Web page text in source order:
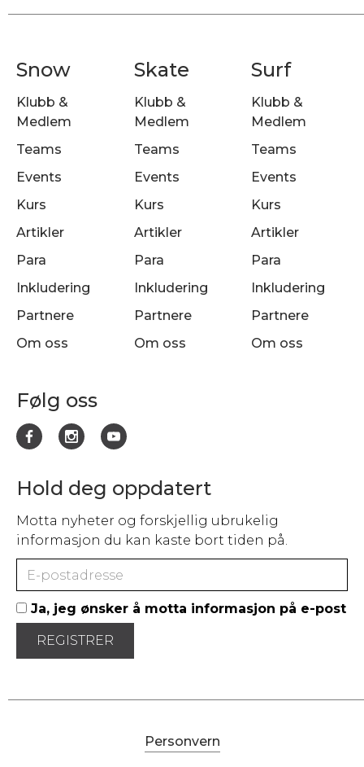
Snow
Klubb &
Medlem
Teams
Events
Kurs
Artikler
Para
Inkludering
Partnere
Om oss
Skate
Klubb &
Medlem
Teams
Events
Kurs
Artikler
Para
Inkludering
Partnere
Om oss
Surf
Klubb &
Medlem
Teams
Events
Kurs
Artikler
Para
Inkludering
Partnere
Om oss
Følg oss
Hold deg oppdatert
Motta nyheter og forskjellig ubrukelig
informasjon du kan kaste bort tiden på.
Ja, jeg ønsker å motta informasjon på e-post
Personvern